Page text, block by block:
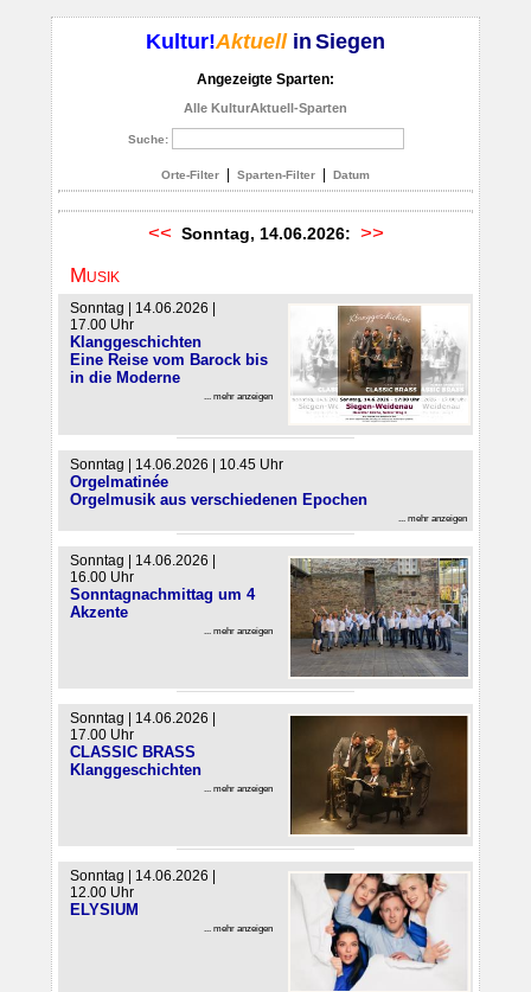
Kultur!Aktuellin Siegen
Angezeigte Sparten:
Alle KulturAktuell-Sparten
Suche:
Orte-Filter Sparten-Filter Datum
<< Sonntag, 14.06.2026: >>
Musik
Sonntag | 14.06.2026 |
17.00 Uhr
Klanggeschichten
Eine Reise vom Barock bis
in die Moderne
... mehr anzeigen
Sonntag | 14.06.2026 | 10.45 Uhr
Orgelmatinée
Orgelmusik aus verschiedenen Epochen
... mehr anzeigen
Sonntag | 14.06.2026 |
16.00 Uhr
Sonntagnachmittag um 4
Akzente
... mehr anzeigen
Sonntag | 14.06.2026 |
17.00 Uhr
CLASSIC BRASS
Klanggeschichten
... mehr anzeigen
Sonntag | 14.06.2026 |
12.00 Uhr
ELYSIUM
... mehr anzeigen